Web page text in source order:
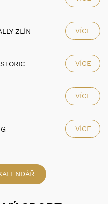
ZLÍN VÍCE
VÍCE
VÍCE
VÍCE